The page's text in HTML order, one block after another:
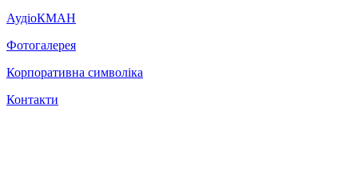
АудіоКМАН
Фотогалерея
Корпоративна символіка
Контакти